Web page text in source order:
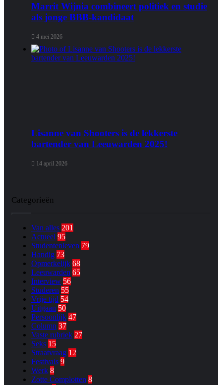
Marrit Wijnia combineert politiek en studie
als jonge BBB‑kandidaat
4 mei 2026
Lisanne van Shooters is de lekkerste
bartender van Leeuwarden 2025!
14 april 2026
Categorieën
Van alles 201
Actueel 95
Studentenleven 79
Handig 73
Opmerkelijk 68
Leeuwarden 65
Interview 56
Studeren 55
Vrije tijd 54
Uitgaan 50
Persoonlijk 47
Column 37
Vaste rubriek 27
Seks 15
Straatvraag 12
Festivals 9
Werk 8
Zotte Complotten 8